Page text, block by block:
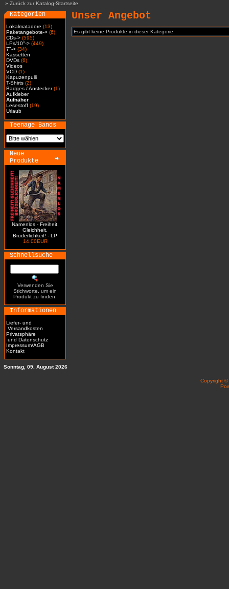
» Zurück zur Katalog-Startseite
Kategorien
Lokalmatadore (13)
Paketangebote-> (6)
CDs-> (595)
LPs/10"-> (449)
7"-> (34)
Kassetten
DVDs (6)
Videos
VCD (1)
Kapuzenpulli
T-Shirts (2)
Badges / Anstecker(1)
Aufkleber
Aufnäher
Lesestoff (19)
Urlaub
Teenage Bands
Neue
Produkte
Namenlos - Freiheit,
Gleichheit,
Brüderlichkeit! - LP
14.00EUR
Schnellsuche
Verwenden Sie
Stichworte, um ein
Produkt zu finden.
Informationen
Liefer- und
Versandkosten
Privatsphäre
und Datenschutz
Impressum/AGB
Kontakt
Unser Angebot
Es gibt keine Produkte in dieser Kategorie.
Sonntag, 09. August 2026
Copyright